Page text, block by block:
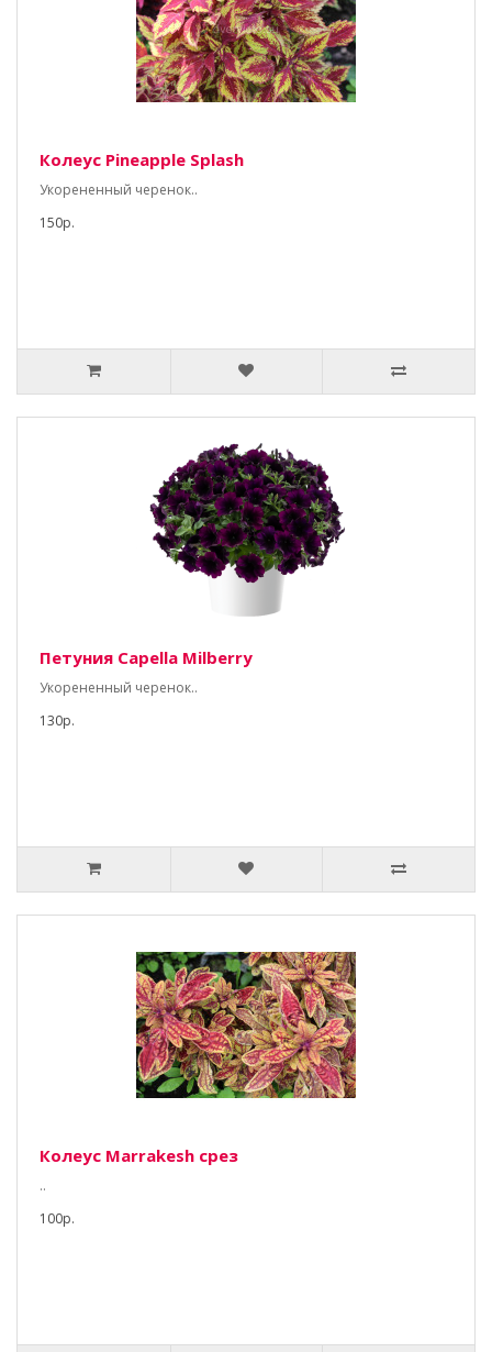
Колеус Pineapple Splash
Укорененный черенок..
150р.
Петуния Capella Milberry
Укорененный черенок..
130р.
Колеус Marrakesh срез
..
100р.